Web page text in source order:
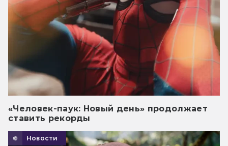
«Человек-паук: Новый день» продолжает
ставить рекорды
Новости